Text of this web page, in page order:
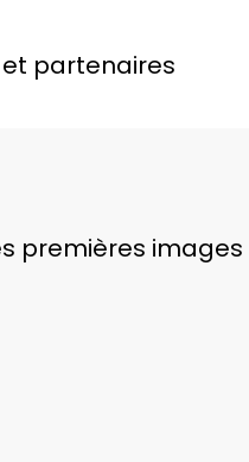
partenaires
premières images